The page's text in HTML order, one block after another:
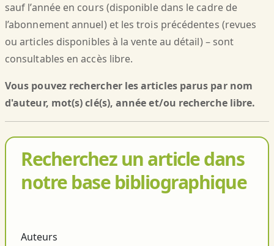
sauf l’année en cours (disponible dans le cadre de
l’abonnement annuel) et les trois précédentes (revues
ou articles disponibles à la vente au détail) – sont
consultables en accès libre.
Vous pouvez rechercher les articles parus par nom
d'auteur, mot(s) clé(s), année et/ou recherche libre.
Recherchez un article dans
notre base bibliographique
Auteurs